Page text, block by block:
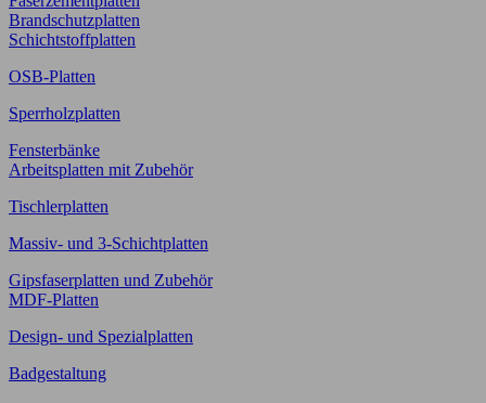
Brandschutzplatten
Schichtstoffplatten
OSB-Platten
Sperrholzplatten
Fensterbänke
Arbeitsplatten mit Zubehör
Tischlerplatten
Massiv- und 3-Schichtplatten
Gipsfaserplatten und Zubehör
MDF-Platten
Design- und Spezialplatten
Badgestaltung